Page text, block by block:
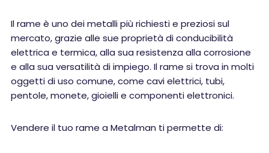
Il rame è uno dei metalli più richiesti e preziosi sul
mercato, grazie alle sue proprietà di conducibilità
elettrica e termica, alla sua resistenza alla corrosione
e alla sua versatilità di impiego. Il rame si trova in molti
oggetti di uso comune, come cavi elettrici, tubi,
pentole, monete, gioielli e componenti elettronici.
Vendere il tuo rame a Metalman ti permette di: